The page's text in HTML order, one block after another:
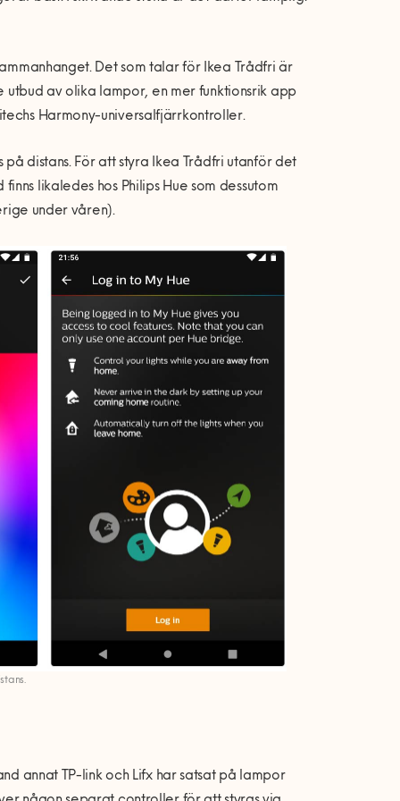
Det som talar för Ikea Trådfri är
av olika lampor, en mer funktionsrik app
Harmony-universalfjärrkontroller.
distans. För att styra Ikea Trådfri utanför det
likaledes hos Philips Hue som dessutom
under våren).
annat TP-link och Lifx har satsat på lampor